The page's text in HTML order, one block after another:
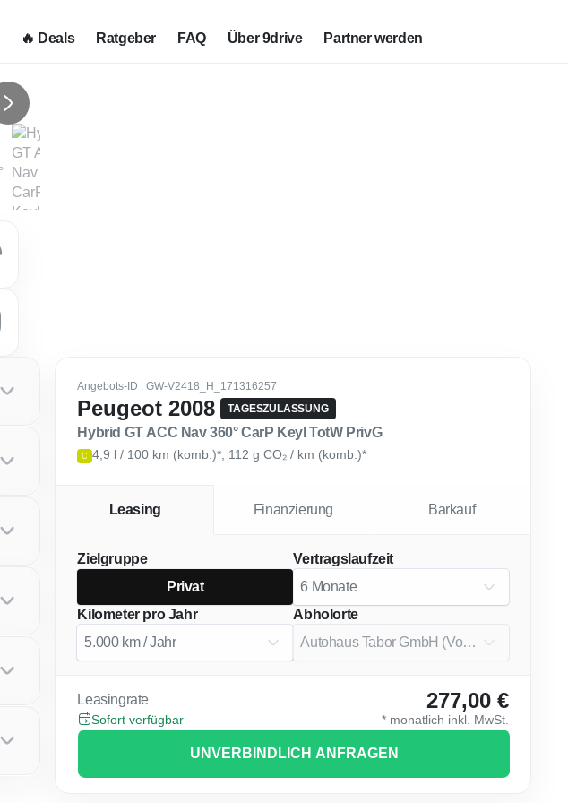
🔥 Deals Ratgeber FAQ Über 9drive Partner werden
Next
Angebots-ID : GW-V2418_H_171316257
Peugeot 2008 TAGESZULASSUNG
Hybrid GT ACC Nav 360° CarP Keyl TotW PrivG
C 4,9 l / 100 km (komb.)*, 112 g CO₂ / km (komb.)*
Leasing Finanzierung Barkauf
Zielgruppe
Privat
Vertragslaufzeit
Kilometer pro Jahr Abholorte
Leasingrate
Sofort verfügbar
277,00 €
* monatlich inkl. MwSt.
UNVERBINDLICH ANFRAGEN